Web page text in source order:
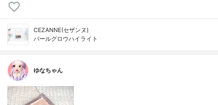
CEZANNE(セザンヌ)
パールグロウハイライト
ゆなちゃん